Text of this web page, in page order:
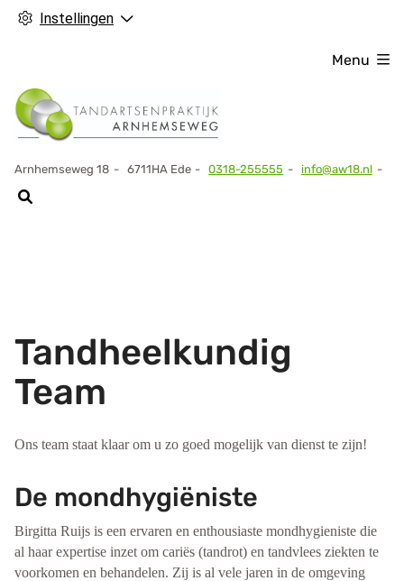
Instellingen
Arnhemseweg 18 6711HA Ede
Tel:
0318-255555 info@aw18.nl
Menu
Tandheelkundig
Team
Ons team staat klaar om u zo goed mogelijk van dienst te zijn!
De mondhygiëniste
Birgitta Ruijs is een ervaren en enthousiaste mondhygieniste die
al haar expertise inzet om cariës (tandrot) en tandvlees ziekten te
voorkomen en behandelen. Zij is al vele jaren in de omgeving